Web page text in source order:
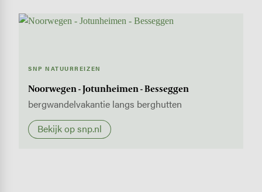
SNP NATUURREIZEN
Noorwegen - Jotunheimen - Besseggen
bergwandelvakantie langs berghutten
Bekijk op snp.nl